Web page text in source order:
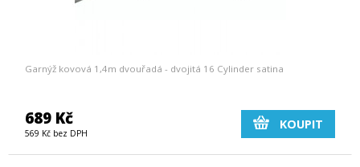
Garnýž kovová 1,4m dvouřadá - dvojitá 16 Cylinder satina
689 Kč
569 Kč bez DPH
KOUPIT